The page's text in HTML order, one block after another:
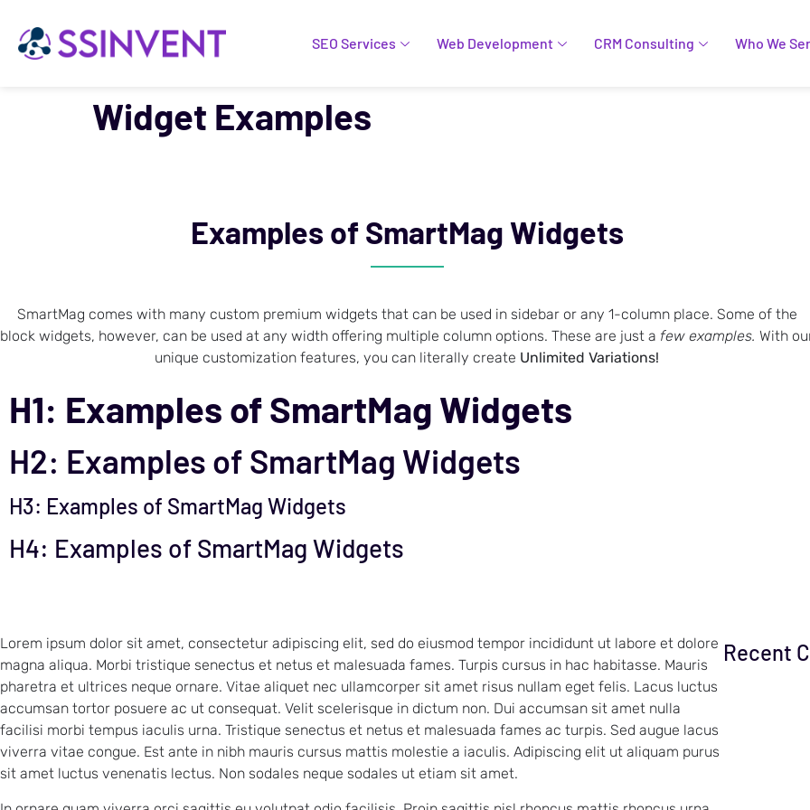
SEO Services Web Development CRM Consulting Who We
Widget Examples
Examples of SmartMag Widgets
SmartMag comes with many custom premium widgets that can be used in sidebar or any 1-column place. Some of the
block widgets, however, can be used at any width offering multiple column options. These are just a few examples. With
unique customization features, you can literally create Unlimited Variations!
H1: Examples of SmartMag Widgets
H2: Examples of SmartMag Widgets
H3: Examples of SmartMag Widgets
H4: Examples of SmartMag Widgets
Lorem ipsum dolor sit amet, consectetur adipiscing elit, sed do eiusmod tempor incididunt ut labore et dolore
magna aliqua. Morbi tristique senectus et netus et malesuada fames. Turpis cursus in hac habitasse. Mauris
pharetra et ultrices neque ornare. Vitae aliquet nec ullamcorper sit amet risus nullam eget felis. Lacus luctus
accumsan tortor posuere ac ut consequat. Velit scelerisque in dictum non. Dui accumsan sit amet nulla
facilisi morbi tempus iaculis urna. Tristique senectus et netus et malesuada fames ac turpis. Sed augue lacus
viverra vitae congue. Est ante in nibh mauris cursus mattis molestie a iaculis. Adipiscing elit ut aliquam purus
sit amet luctus venenatis lectus. Non sodales neque sodales ut etiam sit amet.
Recent